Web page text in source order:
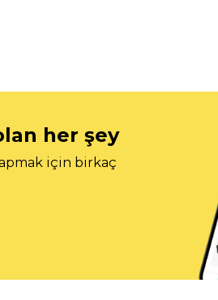
her şey
için birkaç